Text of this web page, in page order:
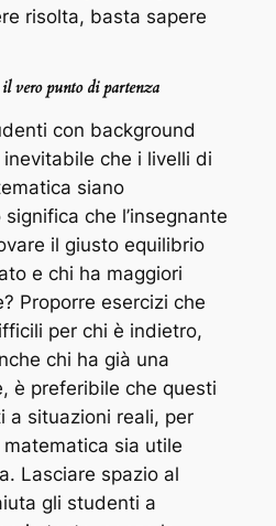
risolta, basta sapere
vero punto di partenza
con background
che i livelli di
siano
che l’insegnante
il giusto equilibrio
e chi ha maggiori
Proporre esercizi che
per chi è indietro,
chi ha già una
è preferibile che questi
a situazioni reali, per
sia utile
Lasciare spazio al
gli studenti a